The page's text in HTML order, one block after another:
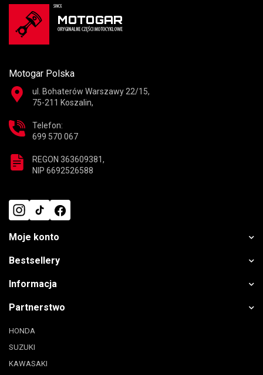
Motogar Polska
ul. Bohaterów Warszawy 22/15,
75-211 Koszalin,
Telefon:
699 570 067
REGON 363609381,
NIP 6692526588
Moje konto
Bestsellery
Informacja
Partnerstwo
HONDA
SUZUKI
KAWASAKI